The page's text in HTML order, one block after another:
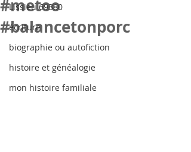
Lissieu 69380
écriture
biographie ou autofiction
histoire et généalogie
mon histoire familiale
#metoo
#balancetonporc